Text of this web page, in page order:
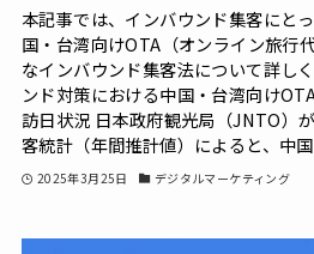
本記事では、インバウンド集客にと
国・台湾向けOTA（オンライン旅行
なインバウンド集客法について詳し
ンド対策における中国・台湾向け
訪日状況 日本政府観光局（JNTO）
客統計（年間推計値）によると、中
2025年3月25日 デジタルマーケティング